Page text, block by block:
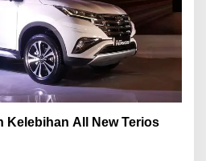
Kelebihan All New Terios